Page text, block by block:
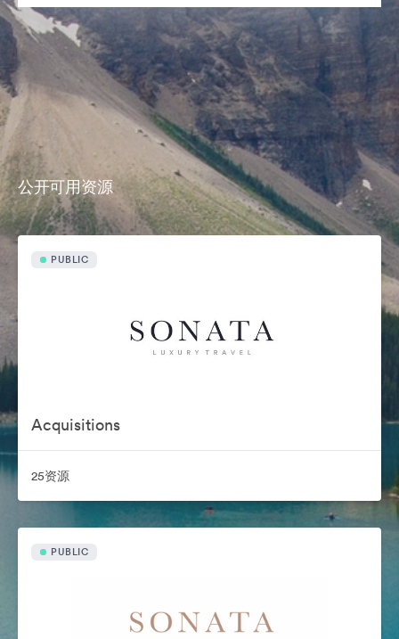
公开可用资源
PUBLIC
Acquisitions
25资源
PUBLIC